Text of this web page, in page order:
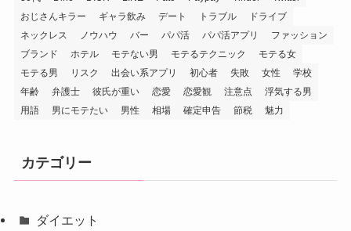
おじさんキラー
ギャラ飲み デート トラブル
ドライブ
ネックレス
ノウハウ バー パパ活 パパ活アプリ
ファッション
ブランド
ホテル モテない男 モテるテクニック
モテる女
モテる男
リスク 出会い系アプリ 初心者 失敗 女性
学校
年齢
弁護士 彼氏が重い 恋愛 恋愛観 注意点
浮気する男
用語
男にモテたい 男性 相場 確定申告 節税 魅力
カテゴリー
ダイエット